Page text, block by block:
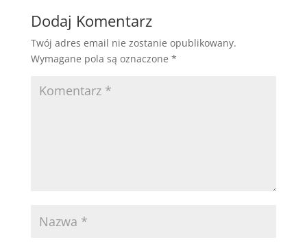
Dodaj Komentarz
Twój adres email nie zostanie opublikowany.
Wymagane pola są oznaczone *